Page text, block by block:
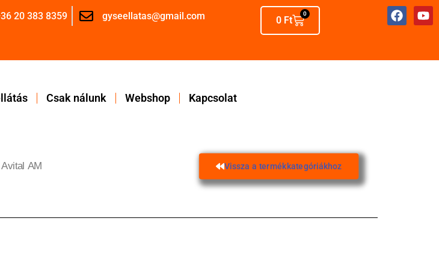
20 383 8359
gyseellatas@gmail.com
0 Ft
0
Csak nálunk Webshop Kapcsolat
AM
Vissza a termékkategóriákhoz